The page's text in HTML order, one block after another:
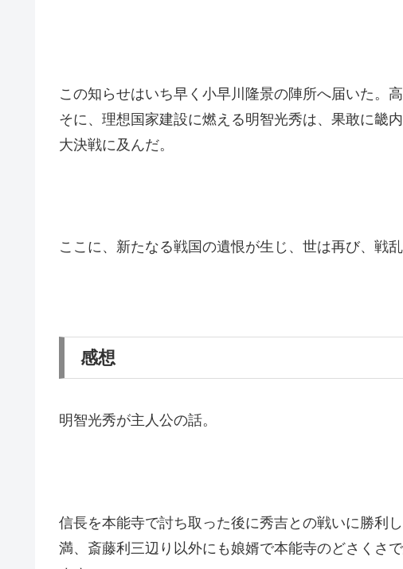
この知らせはいち早く小早川隆景の陣所へ届いた。
そに、理想国家建設に燃える明智光秀は、果敢に畿
大決戦に及んだ。
ここに、新たなる戦国の遺恨が生じ、世は再び、戦
感想
明智光秀が主人公の話。
信長を本能寺で討ち取った後に秀吉との戦いに勝利
満、斎藤利三辺り以外にも娘婿で本能寺のどさくさ